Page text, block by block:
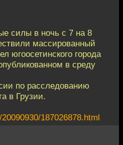
силы в ночь с 7 на 8
массированный
югоосетинского города
в среду
по расследованию
в Грузии.
187026878.html